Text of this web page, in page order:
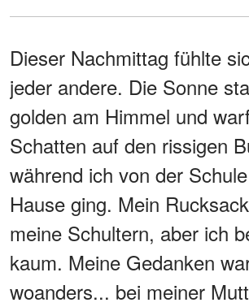
Dieser Nachmittag fühlte
jeder andere. Die Sonne
golden am Himmel und
Schatten auf den rissigen
während ich von der
Hause ging. Mein
meine Schultern, aber ich
kaum. Meine Gedanken
woanders... bei meiner